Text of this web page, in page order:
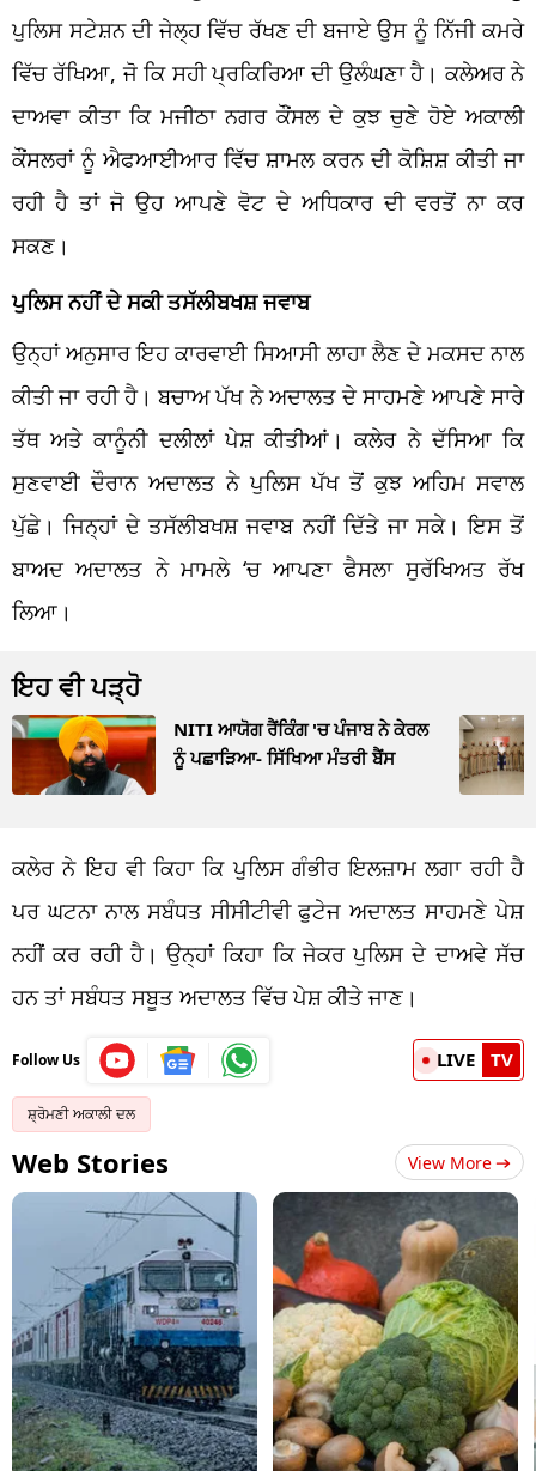
ਪੁਲਿਸ ਸਟੇਸ਼ਨ ਦੀ ਜੇਲ੍ਹ ਵਿੱਚ ਰੱਖਣ ਦੀ ਬਜਾਏ ਉਸ ਨੂੰ ਨਿੱਜੀ ਕਮਰੇ
ਵਿੱਚ ਰੱਖਿਆ, ਜੋ ਕਿ ਸਹੀ ਪ੍ਰਕਿਰਿਆ ਦੀ ਉਲੰਘਣਾ ਹੈ। ਕਲੇਅਰ ਨੇ
ਦਾਅਵਾ ਕੀਤਾ ਕਿ ਮਜੀਠਾ ਨਗਰ ਕੌਂਸਲ ਦੇ ਕੁਝ ਚੁਣੇ ਹੋਏ ਅਕਾਲੀ
ਕੌਂਸਲਰਾਂ ਨੂੰ ਐਫਆਈਆਰ ਵਿੱਚ ਸ਼ਾਮਲ ਕਰਨ ਦੀ ਕੋਸ਼ਿਸ਼ ਕੀਤੀ ਜਾ
ਰਹੀ ਹੈ ਤਾਂ ਜੋ ਉਹ ਆਪਣੇ ਵੋਟ ਦੇ ਅਧਿਕਾਰ ਦੀ ਵਰਤੋਂ ਨਾ ਕਰ
ਸਕਣ।
ਪੁਲਿਸ ਨਹੀਂ ਦੇ ਸਕੀ ਤਸੱਲੀਬਖਸ਼ ਜਵਾਬ
ਉਨ੍ਹਾਂ ਅਨੁਸਾਰ ਇਹ ਕਾਰਵਾਈ ਸਿਆਸੀ ਲਾਹਾ ਲੈਣ ਦੇ ਮਕਸਦ ਨਾਲ
ਕੀਤੀ ਜਾ ਰਹੀ ਹੈ। ਬਚਾਅ ਪੱਖ ਨੇ ਅਦਾਲਤ ਦੇ ਸਾਹਮਣੇ ਆਪਣੇ ਸਾਰੇ
ਤੱਥ ਅਤੇ ਕਾਨੂੰਨੀ ਦਲੀਲਾਂ ਪੇਸ਼ ਕੀਤੀਆਂ। ਕਲੇਰ ਨੇ ਦੱਸਿਆ ਕਿ
ਸੁਣਵਾਈ ਦੌਰਾਨ ਅਦਾਲਤ ਨੇ ਪੁਲਿਸ ਪੱਖ ਤੋਂ ਕੁਝ ਅਹਿਮ ਸਵਾਲ
ਪੁੱਛੇ। ਜਿਨ੍ਹਾਂ ਦੇ ਤਸੱਲੀਬਖਸ਼ ਜਵਾਬ ਨਹੀਂ ਦਿੱਤੇ ਜਾ ਸਕੇ। ਇਸ ਤੋਂ
ਬਾਅਦ ਅਦਾਲਤ ਨੇ ਮਾਮਲੇ ‘ਚ ਆਪਣਾ ਫੈਸਲਾ ਸੁਰੱਖਿਅਤ ਰੱਖ
ਲਿਆ।
ਇਹ ਵੀ ਪੜ੍ਹੋ
NITI ਆਯੋਗ ਰੈਂਕਿੰਗ 'ਚ ਪੰਜਾਬ ਨੇ ਕੇਰਲ
ਨੂੰ ਪਛਾੜਿਆ- ਸਿੱਖਿਆ ਮੰਤਰੀ ਬੈਂਸ
ਕਲੇਰ ਨੇ ਇਹ ਵੀ ਕਿਹਾ ਕਿ ਪੁਲਿਸ ਗੰਭੀਰ ਇਲਜ਼ਾਮ ਲਗਾ ਰਹੀ ਹੈ
ਪਰ ਘਟਨਾ ਨਾਲ ਸਬੰਧਤ ਸੀਸੀਟੀਵੀ ਫੁਟੇਜ ਅਦਾਲਤ ਸਾਹਮਣੇ ਪੇਸ਼
ਨਹੀਂ ਕਰ ਰਹੀ ਹੈ। ਉਨ੍ਹਾਂ ਕਿਹਾ ਕਿ ਜੇਕਰ ਪੁਲਿਸ ਦੇ ਦਾਅਵੇ ਸੱਚ
ਹਨ ਤਾਂ ਸਬੰਧਤ ਸਬੂਤ ਅਦਾਲਤ ਵਿੱਚ ਪੇਸ਼ ਕੀਤੇ ਜਾਣ।
Follow Us LIVE TV
ਸ਼੍ਰੋਮਣੀ ਅਕਾਲੀ ਦਲ
Web Stories View More